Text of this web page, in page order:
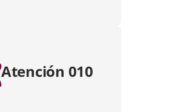
Atención 010